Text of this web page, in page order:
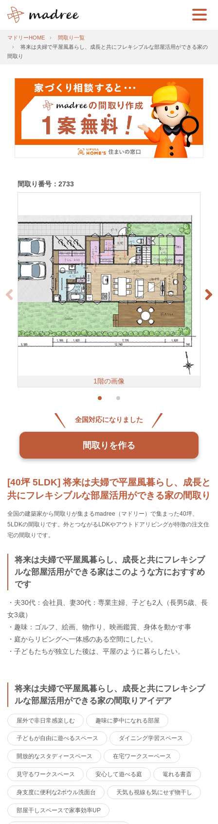
マドリーHOME
間取り一覧
将来は夫婦で平屋風暮らし、成長と共にフレキシブルな部屋活用ができる家の
間取り
[40坪 5LDK] 将来は夫婦で平屋風暮らし、成長と
共にフレキシブルな部屋活用ができる家の間取り
全国の建築家から間取りが集まるmadree（マドリー）で集まった40坪、
5LDKの間取りです。外とつながるLDKやアウトドアリビングが特徴の注文住
宅の間取りです。
将来は夫婦で平屋風暮らし、成長と共にフレキシブ
ルな部屋活用ができる家はこのような方におすすめ
です
・夫30代：会社員、妻30代：専業主婦、子ども2人（長男5歳、長
女3歳）
・趣味：ゴルフ、絵画、物作り、映画鑑賞、身体を動かす事
・庭からリビングへ一体感のある空間にしたい。
・子どもたちが独立した後は、平屋のように暮らしたい。
将来は夫婦で平屋風暮らし、成長と共にフレキシブ
ルな部屋活用ができる家の間取りアイデア
屋外で非日常感楽しむ 趣味に夢中になれる部屋
子どもが自由に遊べるスペース ダイニング学習スペース
開放的なスタディースペース 在宅ワークスーペース
見守るワークスペース 安心して遊べる庭 篭れる書斎
身支度に便利な2ボウル洗面台 天気も視線も気にせず物干し
部屋干しスペースで家事効率UP
間取り番号：2733
1階の画像
全国対応になりました
間取りを作る